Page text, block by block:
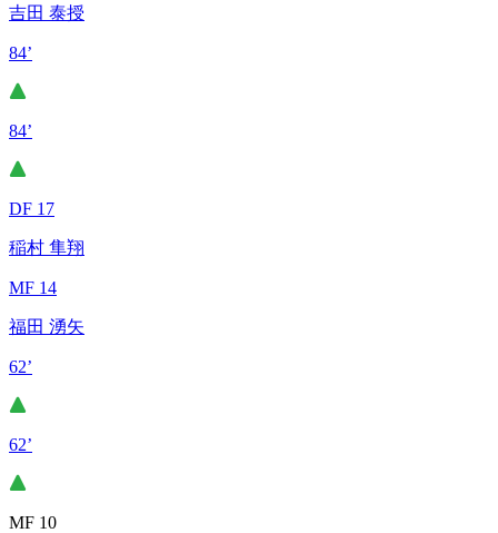
吉田 泰授
84’
84’
DF 17
稲村 隼翔
MF 14
福田 湧矢
62’
62’
MF 10